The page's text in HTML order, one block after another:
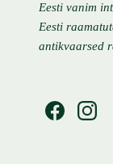
Eesti vanim
Eesti
antikvaarsed